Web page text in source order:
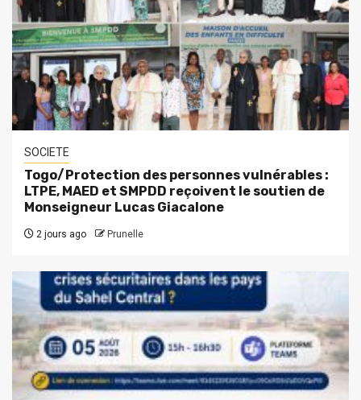
SOCIETE
Togo/Protection des personnes vulnérables :
LTPE, MAED et SMPDD reçoivent le soutien de
Monseigneur Lucas Giacalone
2 jours ago Prunelle